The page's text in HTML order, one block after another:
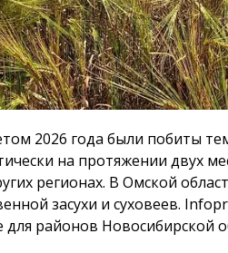
2026 года были побиты
на протяжении двух
регионах. В Омской
засухи и суховеев.
районов Новосибирской